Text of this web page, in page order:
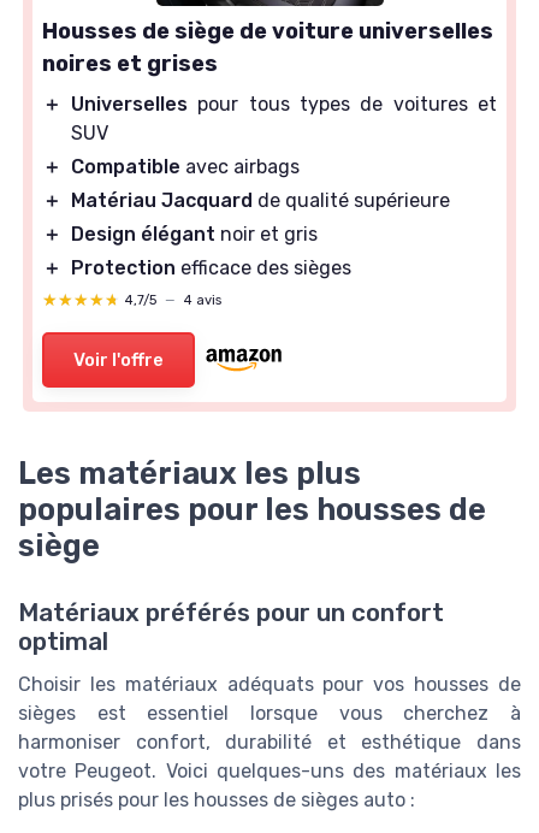
Housses de siège de voiture universelles
noires et grises
＋ Universelles pour tous types de voitures et
SUV
＋
Compatible avec airbags
＋
Matériau Jacquard de qualité supérieure
＋
Design élégant noir et gris
＋
Protection efficace des sièges
★★★★★
★★★★★ 4,7/5 — 4 avis
Voir l'offre
Les matériaux les plus
populaires pour les housses de
siège
Matériaux préférés pour un confort
optimal
Choisir les matériaux adéquats pour vos housses de
sièges est essentiel lorsque vous cherchez à
harmoniser confort, durabilité et esthétique dans
votre Peugeot. Voici quelques-uns des matériaux les
plus prisés pour les housses de sièges auto :